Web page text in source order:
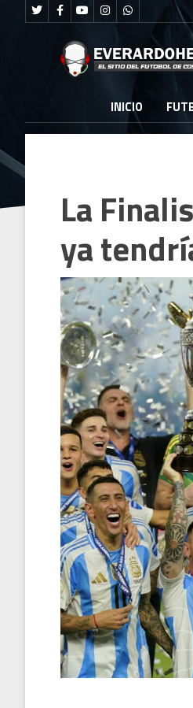
INICIO
La
ya